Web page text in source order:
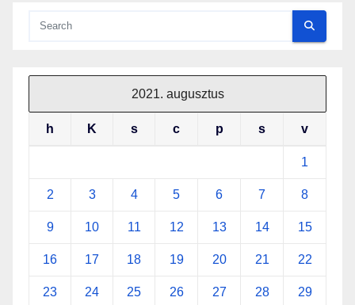
2021. augusztus
h K s c p s v
1
2 3 4 5 6 7 8
9 10 11 12 13 14 15
16 17 18 19 20 21 22
23 24 25 26 27 28 29